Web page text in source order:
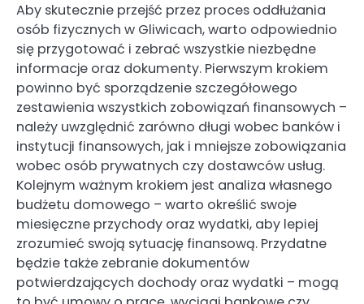
Aby skutecznie przejść przez proces oddłużania
osób fizycznych w Gliwicach, warto odpowiednio
się przygotować i zebrać wszystkie niezbędne
informacje oraz dokumenty. Pierwszym krokiem
powinno być sporządzenie szczegółowego
zestawienia wszystkich zobowiązań finansowych –
należy uwzględnić zarówno długi wobec banków i
instytucji finansowych, jak i mniejsze zobowiązania
wobec osób prywatnych czy dostawców usług.
Kolejnym ważnym krokiem jest analiza własnego
budżetu domowego – warto określić swoje
miesięczne przychody oraz wydatki, aby lepiej
zrozumieć swoją sytuację finansową. Przydatne
będzie także zebranie dokumentów
potwierdzających dochody oraz wydatki – mogą